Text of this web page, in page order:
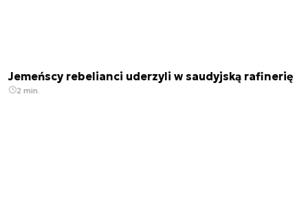
Jemeńscy rebelianci uderzyli w saudyjską rafinerię
2 min.